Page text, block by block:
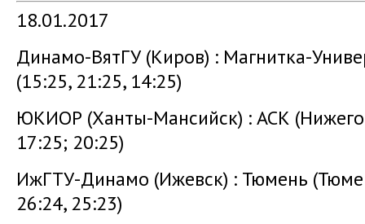
18.01.2017
Динамо-ВятГУ (Киров) : Магнитка-
(15:25, 21:25, 14:25)
ЮКИОР (Ханты-Мансийск) : АСК
17:25; 20:25)
ИжГТУ-Динамо (Ижевск) : Тюмень
26:24, 25:23)